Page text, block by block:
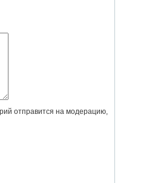
отправится на модерацию,